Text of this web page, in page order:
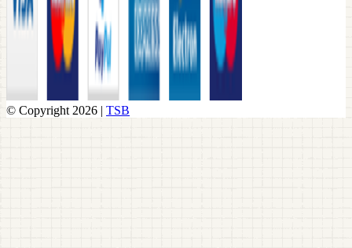
© Copyright 2026 | TSB